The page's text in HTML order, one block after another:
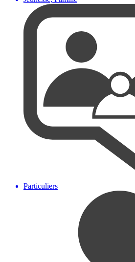
Particuliers